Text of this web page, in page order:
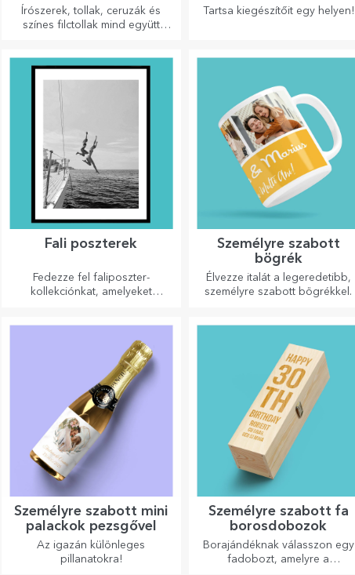
Írószerek, tollak, ceruzák és
színes filctollak mind együtt
Tartsa kiegészítőit egy helyen!
Fali poszterek
Fedezze fel faliposzter-
kollekciónkat, amelyeket
élénk színek és prémium
minőség – tökéletesek ahhoz,
hogy személyiséget adjanak
otthonának, irodájának vagy
stúdiójának.
Személyre szabott
bögrék
Élvezze italát a legeredetibb,
személyre szabott bögrékkel.
Személyre szabott mini
palackok pezsgővel
Az igazán különleges
pillanatokra!
Személyre szabott fa
borosdobozok
Borajándéknak válasszon egy
fadobozt, amelyre a